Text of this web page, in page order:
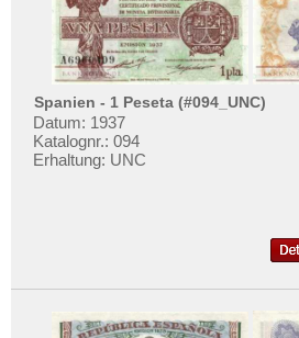
Ankauf
Erhaltungsgrade
Gratisbanknoten
FAQ
Mehr über...
Privatsphäre und Datenschutz
Spanien - 1 Peseta (#094_UNC)
Datum: 1937
Katalognr.: 094
Erhaltung: UNC